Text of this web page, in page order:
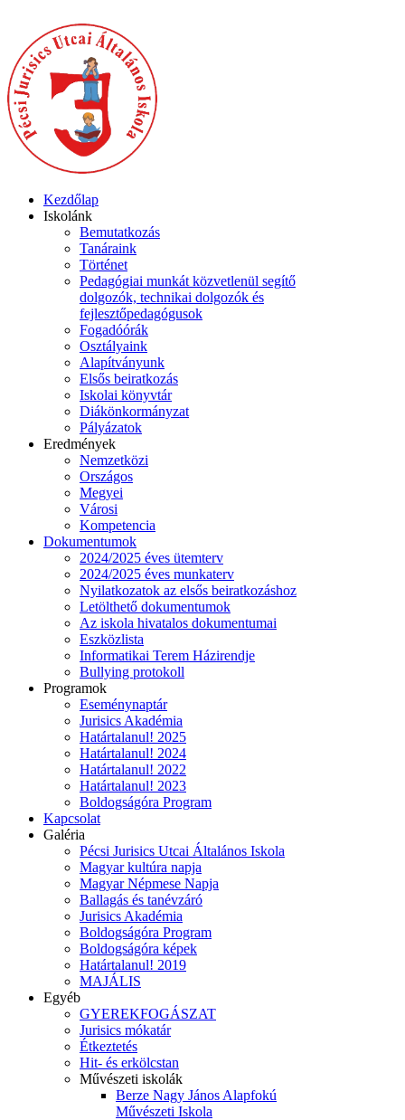
Kezdőlap
Iskolánk
Bemutatkozás
Tanáraink
Történet
Pedagógiai munkát közvetlenül segítő
dolgozók, technikai dolgozók és
fejlesztőpedagógusok
Fogadóórák
Osztályaink
Alapítványunk
Elsős beiratkozás
Iskolai könyvtár
Diákönkormányzat
Pályázatok
Eredmények
Nemzetközi
Országos
Megyei
Városi
Kompetencia
Dokumentumok
2024/2025 éves ütemterv
2024/2025 éves munkaterv
Nyilatkozatok az elsős beiratkozáshoz
Letölthető dokumentumok
Az iskola hivatalos dokumentumai
Eszközlista
Informatikai Terem Házirendje
Bullying protokoll
Programok
Eseménynaptár
Jurisics Akadémia
Határtalanul! 2025
Határtalanul! 2024
Határtalanul! 2022
Határtalanul! 2023
Boldogságóra Program
Kapcsolat
Galéria
Pécsi Jurisics Utcai Általános Iskola
Magyar kultúra napja
Magyar Népmese Napja
Ballagás és tanévzáró
Jurisics Akadémia
Boldogságóra Program
Boldogságóra képek
Határtalanul! 2019
MAJÁLIS
Egyéb
GYEREKFOGÁSZAT
Jurisics mókatár
Étkeztetés
Hit- és erkölcstan
Művészeti iskolák
Berze Nagy János Alapfokú
Művészeti Iskola